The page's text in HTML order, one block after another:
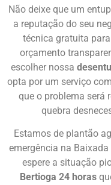
Não deixe que um
a reputação do seu
técnica gratuita
orçamento
escolher nossa
opta por um serviço
que o problema será
quebra
Estamos de plantão
emergência na
espere a situação
Bertioga 24 horas